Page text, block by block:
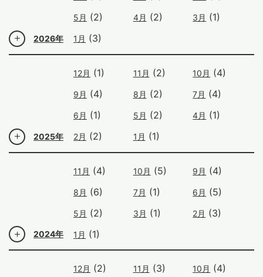
2026年
5月 (2) 4月 (2) 3月 (1)
1月 (3)
2025年
12月 (1) 11月 (2) 10月 (4)
9月 (4) 8月 (2) 7月 (4)
6月 (1) 5月 (2) 4月 (1)
2月 (2) 1月 (1)
2024年
11月 (4) 10月 (5) 9月 (4)
8月 (6) 7月 (1) 6月 (5)
5月 (2) 3月 (1) 2月 (3)
1月 (1)
12月 (2) 11月 (3) 10月 (4)